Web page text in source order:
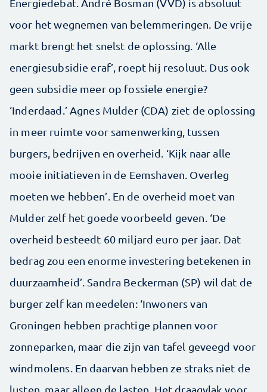
Energiedebat. André Bosman (VVD) is absoluut
voor het wegnemen van belemmeringen. De vrije
markt brengt het snelst de oplossing. ‘Alle
energiesubsidie eraf’, roept hij resoluut. Dus ook
geen subsidie meer op fossiele energie?
‘Inderdaad.’ Agnes Mulder (CDA) ziet de oplossing
in meer ruimte voor samenwerking, tussen
burgers, bedrijven en overheid. ‘Kijk naar alle
mooie initiatieven in de Eemshaven. Overleg
moeten we hebben’. En de overheid moet van
Mulder zelf het goede voorbeeld geven. ‘De
overheid besteedt 60 miljard euro per jaar. Dat
bedrag zou een enorme investering betekenen in
duurzaamheid’. Sandra Beckerman (SP) wil dat de
burger zelf kan meedelen: ‘Inwoners van
Groningen hebben prachtige plannen voor
zonneparken, maar die zijn van tafel geveegd voor
windmolens. En daarvan hebben ze straks niet de